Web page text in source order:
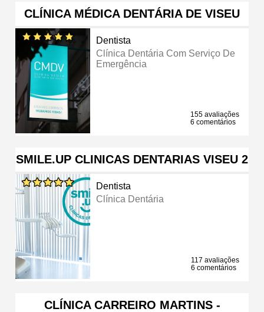
CLÍNICA MÉDICA DENTÁRIA DE VISEU
Dentista
Clínica Dentária Com Serviço De
Emergência
155 avaliações
6 comentários
SMILE.UP CLINICAS DENTARIAS VISEU 2
Dentista
Clínica Dentária
117 avaliações
6 comentários
CLÍNICA CARREIRO MARTINS -